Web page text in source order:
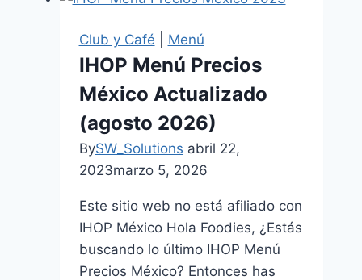
Descubre
lo
Que
Ofrece
KFC
Más
Cercano
2025
Club y Café Menú
IHOP Menú Precios
México Actualizado
(agosto 2026)
BySW_Solutions abril 22,
2023marzo 5, 2026
Este sitio web no está afiliado con
IHOP México Hola Foodies, ¿Estás
buscando lo último IHOP Menú
Precios México? Entonces has